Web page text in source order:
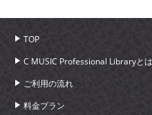
TOP
C MUSIC Professional Libraryと
ご利用の流れ
料金プラン